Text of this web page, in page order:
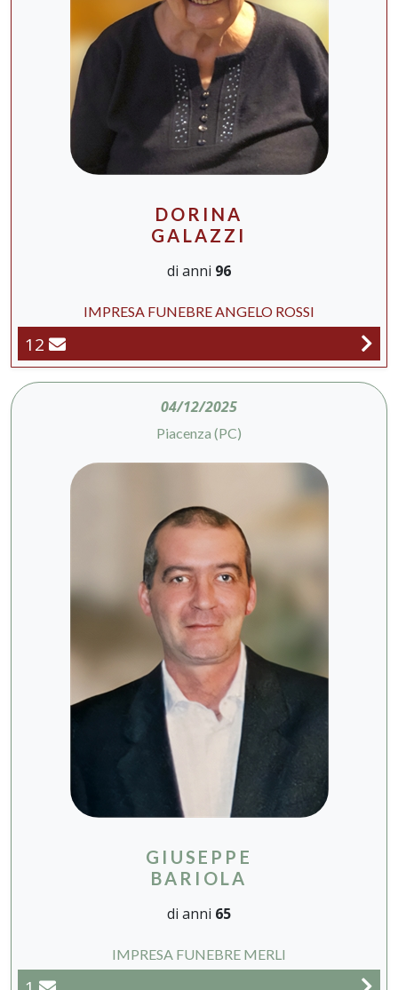
DORINA
GALAZZI
di anni 96
IMPRESA FUNEBRE ANGELO ROSSI
12
04/12/2025
Piacenza (PC)
GIUSEPPE
BARIOLA
di anni 65
IMPRESA FUNEBRE MERLI